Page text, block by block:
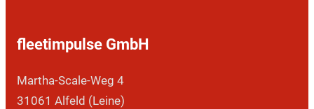
fleetimpulse GmbH
Martha-Scale-Weg 4
31061 Alfeld (Leine)